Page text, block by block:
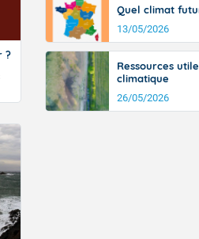
?
Quel climat
13/05/2026
Ressources
climatique
26/05/2026